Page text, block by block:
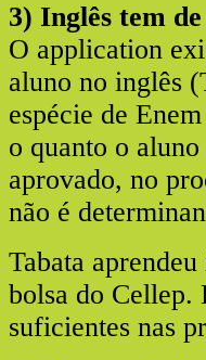
3) Inglês tem
O application
aluno no inglês
espécie de
o quanto o
aprovado, no
não é
Tabata
bolsa do Cellep.
suficientes nas